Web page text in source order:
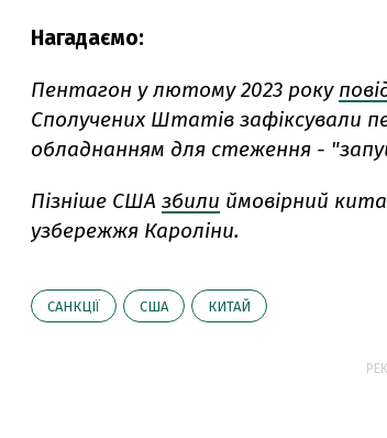
Нагадаємо:
Пентагон у лютому 2023 року
Сполучених Штатів зафіксували
обладнанням для стеження -
Пізніше США збили ймовірний
узбережжя Кароліни.
САНКЦІЇ США КИТАЙ